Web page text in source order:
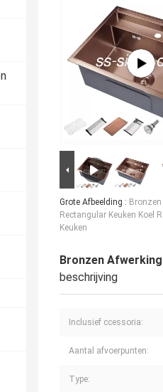
Grote Afbeelding :
Rectangular Keuken Koel
Keuken
Bronzen
beschrijving
Inclusief ccessoria:
Aantal afvoerpunten:
Type: